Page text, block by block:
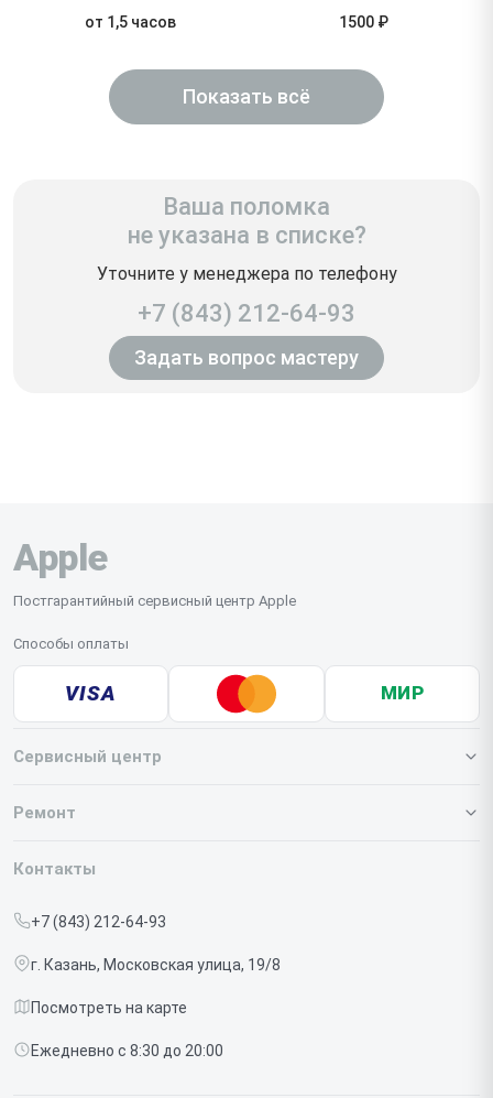
от 1,5 часов
1500 ₽
Показать всё
Ваша поломка
не указана в списке?
Уточните у менеджера по телефону
+7 (843) 212-64-93
Задать вопрос мастеру
Apple
Постгарантийный сервисный центр Apple
Способы оплаты
VISA МИР
Сервисный центр
О нашем сервисе
Срочный ремонт
Доставка и способы оплаты
Диагностика
Контакты
Ремонт
Iphone
Контакты
+7 (843) 212-64-93
г. Казань, Московская улица, 19/8
Посмотреть на карте
Ежедневно с 8:30 до 20:00